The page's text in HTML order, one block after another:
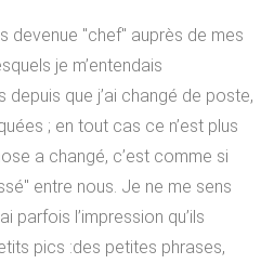
devenue "chef" auprès de mes
je m’entendais
depuis que j’ai changé de poste,
; en tout cas ce n’est plus
a changé, c’est comme si
entre nous. Je ne me sens
parfois l’impression qu’ils
pics :des petites phrases,